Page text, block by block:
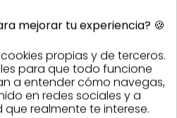
mejorar tu experiencia? 🍪
propias y de terceros.
para que todo funcione
a entender cómo navegas,
en redes sociales y a
realmente te interese.